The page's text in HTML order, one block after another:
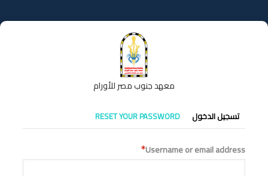
إلى
المحتوى
معهد جنوب مصر للأورام
التبويبات
الأساسية
تسجيل الدخول RESET YOUR PASSWORD
Username or email address